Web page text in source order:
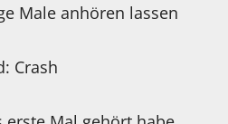
Male anhören lassen
Crash